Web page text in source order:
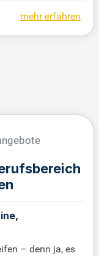
Ihre Kom
und Dienstlei
zu
mehr erfahren
– denn ja, es